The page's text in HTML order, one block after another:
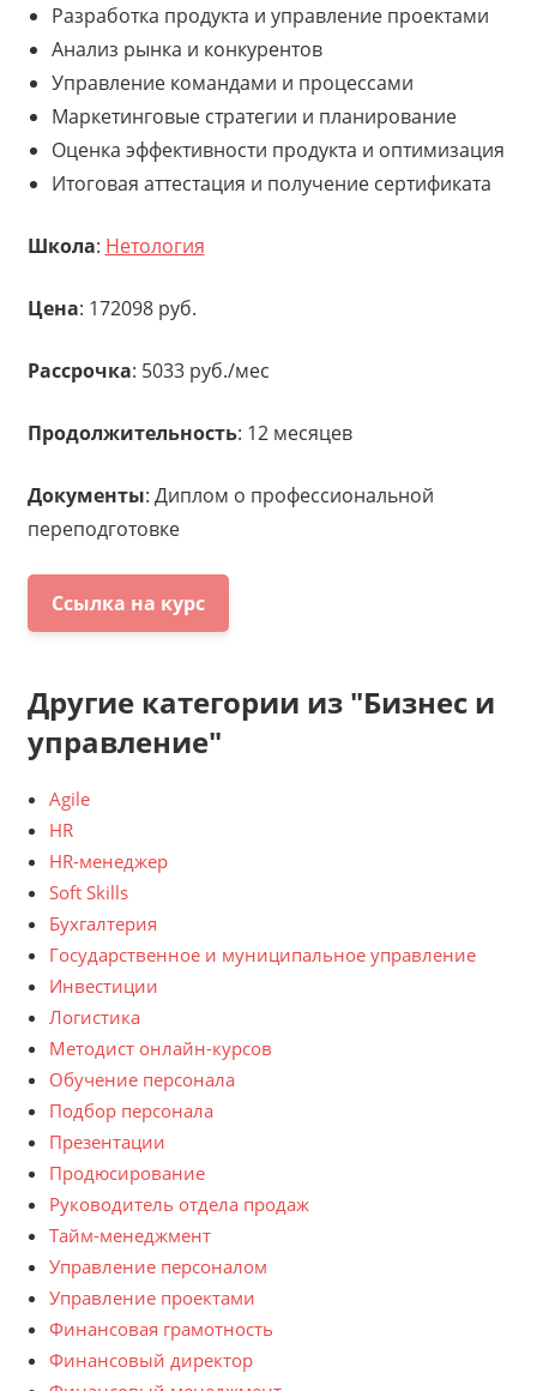
Разработка продукта и управление проектами
Анализ рынка и конкурентов
Управление командами и процессами
Маркетинговые стратегии и планирование
Оценка эффективности продукта и оптимизация
Итоговая аттестация и получение сертификата
Школа: Нетология
Цена: 172098 руб.
Рассрочка: 5033 руб./мес
Продолжительность: 12 месяцев
Документы: Диплом о профессиональной
переподготовке
Ссылка на курс
Другие категории из "Бизнес и
управление"
Agile
HR
HR-менеджер
Soft Skills
Бухгалтерия
Государственное и муниципальное управление
Инвестиции
Логистика
Методист онлайн-курсов
Обучение персонала
Подбор персонала
Презентации
Продюсирование
Руководитель отдела продаж
Тайм-менеджмент
Управление персоналом
Управление проектами
Финансовая грамотность
Финансовый директор